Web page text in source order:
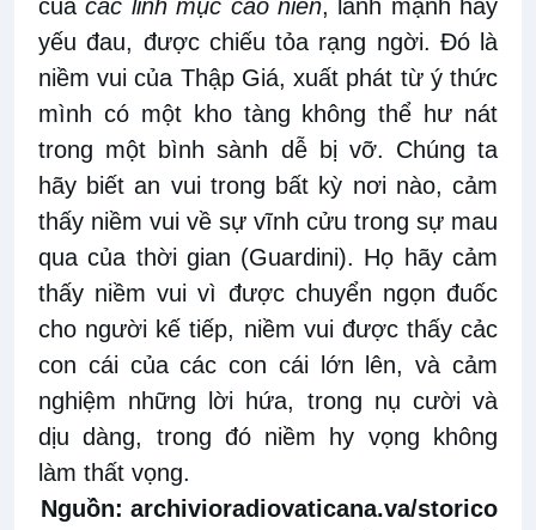
củacác linh mục cao niên, lành mạnh hay
yếu đau, được chiếu tỏa rạng ngời. Đó là
niềm vui của Thập Giá, xuất phát từ ý thức
mình có một kho tàng không thể hư nát
trong một bình sành dễ bị vỡ. Chúng ta
hãy biết an vui trong bất kỳ nơi nào, cảm
thấy niềm vui về sự vĩnh cửu trong sự mau
qua của thời gian (Guardini). Họ hãy cảm
thấy niềm vui vì được chuyển ngọn đuốc
cho người kế tiếp, niềm vui được thấy cảc
con cái của các con cái lớn lên, và cảm
nghiệm những lời hứa, trong nụ cười và
dịu dàng, trong đó niềm hy vọng không
làm thất vọng.
Nguồn: archivioradiovaticana.va/storico